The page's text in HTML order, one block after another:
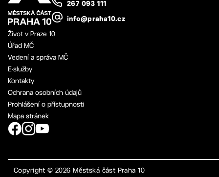
267 093 111
info@praha10.cz
Život v Praze 10
Úřad MČ
Vedení a správa MČ
E-služby
Kontakty
Ochrana osobních údajů
Prohlášení o přístupnosti
Mapa stránek
Copyright ©2026 Městská část Praha 10